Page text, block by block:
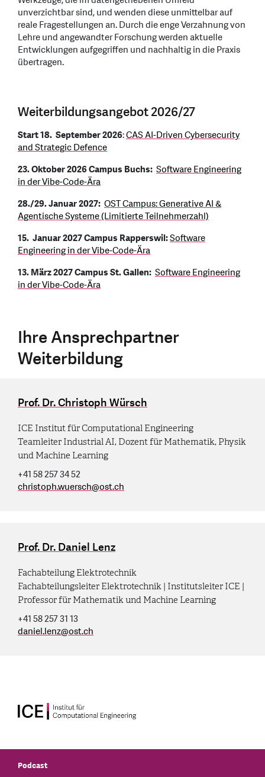
unverzichtbar sind, und wenden diese unmittelbar auf
reale Fragestellungen an. Durch die enge Verzahnung von
Lehre und angewandter Forschung werden aktuelle
Entwicklungen aufgegriffen und nachhaltig in die Praxis
übertragen.
Weiterbildungsangebot 2026/27
Start 18. September 2026:CAS AI-Driven Cybersecurity
and Strategic Defence
23. Oktober 2026 Campus Buchs: Software Engineering
in der Vibe-Code-Ära
28./29. Januar 2027: OST Campus: Generative AI &
Agentische Systeme (Limitierte Teilnehmerzahl)
15. Januar 2027 Campus Rapperswil:Software
Engineering in der Vibe-Code-Ära
13. März 2027 Campus St. Gallen: Software Engineering
in der Vibe-Code-Ära
Podcast
Ihre Ansprechpartner
Weiterbildung
Prof. Dr. Christoph Würsch
ICE Institut für Computational Engineering
Teamleiter Industrial AI, Dozent für Mathematik, Physik
und Machine Learning
+41 58 257 34 52
christoph.wuersch@ost.ch
Prof. Dr. Daniel Lenz
Fachabteilung Elektrotechnik
Fachabteilungsleiter Elektrotechnik | Institutsleiter ICE |
Professor für Mathematik und Machine Learning
+41 58 257 31 13
daniel.lenz@ost.ch